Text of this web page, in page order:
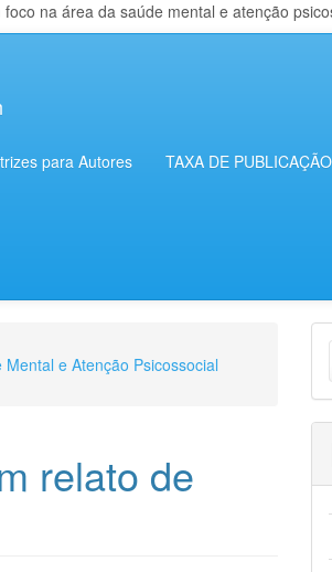
na área da saúde mental e atenção
para Autores TAXA DE PUBLICAÇÃO
e Atenção Psicossocial
relato de